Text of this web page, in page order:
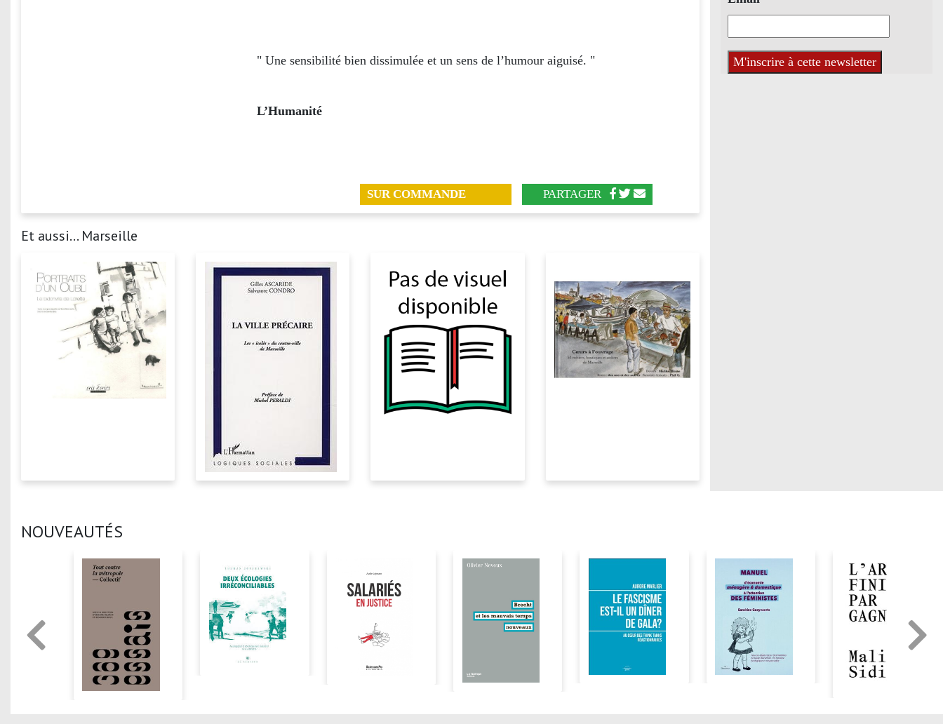
" Une sensibilité bien dissimulée et un sens de l’humour aiguisé. "
L’Humanité
SUR COMMANDE PARTAGER
Et aussi... Marseille
NOUVEAUTÉS